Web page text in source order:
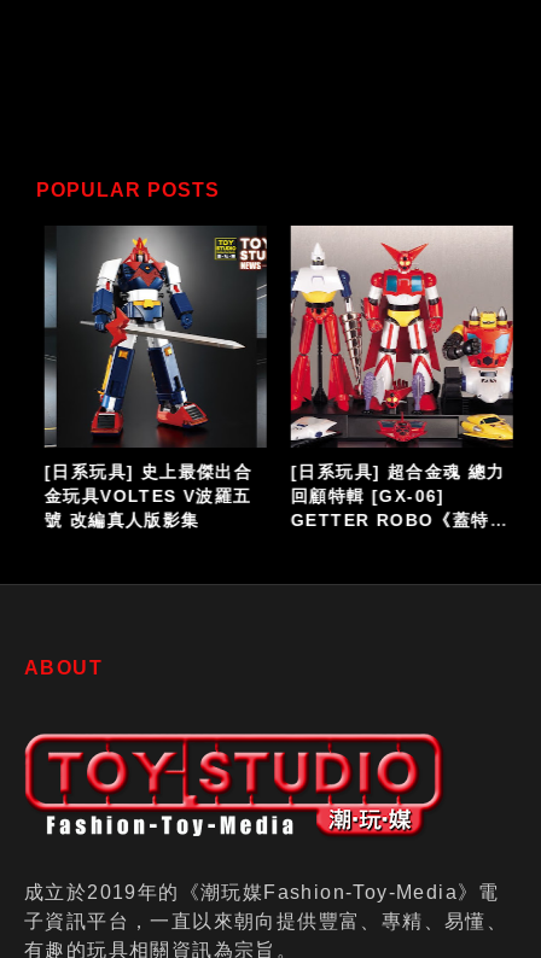
POPULAR POSTS
[日系玩具] 史上最傑出合
金玩具VOLTES V波羅五
號 改編真人版影集
[日系玩具] 超合金魂 總力
回顧特輯 [GX-06]
GETTER ROBO《蓋特機
ABOUT
成立於2019年的《潮玩媒Fashion-Toy-Media》電
子資訊平台，一直以來朝向提供豐富、專精、易懂、
有趣的玩具相關資訊為宗旨。